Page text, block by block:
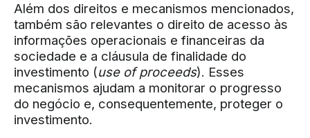
Além dos direitos e mecanismos mencionados,
também são relevantes o direito de acesso às
informações operacionais e financeiras da
sociedade e a cláusula de finalidade do
investimento (use of proceeds). Esses
mecanismos ajudam a monitorar o progresso
do negócio e, consequentemente, proteger o
investimento.